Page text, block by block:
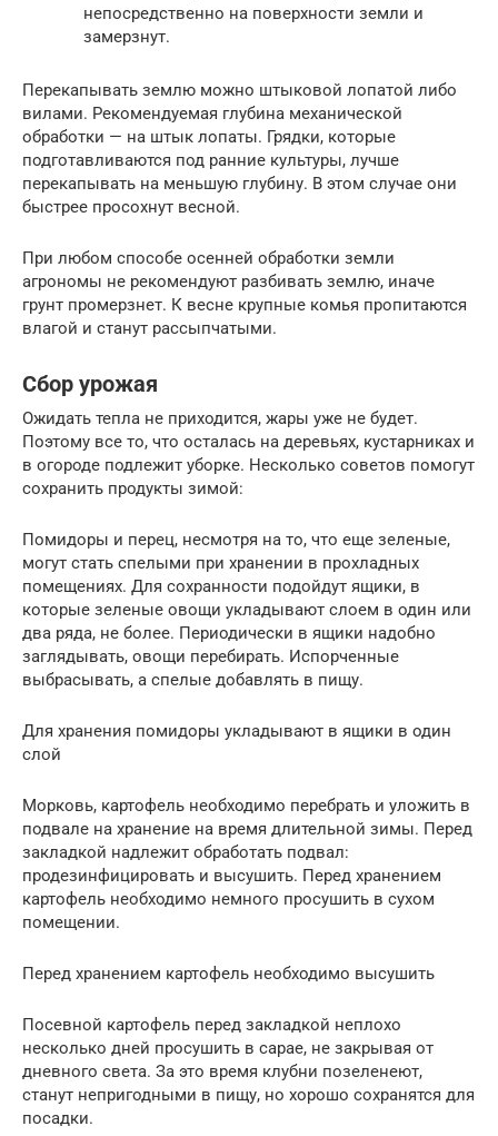
непосредственно на поверхности земли и
замерзнут.
Перекапывать землю можно штыковой лопатой либо
вилами. Рекомендуемая глубина механической
обработки — на штык лопаты. Грядки, которые
подготавливаются под ранние культуры, лучше
перекапывать на меньшую глубину. В этом случае они
быстрее просохнут весной.
При любом способе осенней обработки земли
агрономы не рекомендуют разбивать землю, иначе
грунт промерзнет. К весне крупные комья пропитаются
влагой и станут рассыпчатыми.
Сбор урожая
Ожидать тепла не приходится, жары уже не будет.
Поэтому все то, что осталась на деревьях, кустарниках и
в огороде подлежит уборке. Несколько советов помогут
сохранить продукты зимой:
Помидоры и перец, несмотря на то, что еще зеленые,
могут стать спелыми при хранении в прохладных
помещениях. Для сохранности подойдут ящики, в
которые зеленые овощи укладывают слоем в один или
два ряда, не более. Периодически в ящики надобно
заглядывать, овощи перебирать. Испорченные
выбрасывать, а спелые добавлять в пищу.
Для хранения помидоры укладывают в ящики в один
слой
Морковь, картофель необходимо перебрать и уложить в
подвале на хранение на время длительной зимы. Перед
закладкой надлежит обработать подвал:
продезинфицировать и высушить. Перед хранением
картофель необходимо немного просушить в сухом
помещении.
Перед хранением картофель необходимо высушить
Посевной картофель перед закладкой неплохо
несколько дней просушить в сарае, не закрывая от
дневного света. За это время клубни позеленеют,
станут непригодными в пищу, но хорошо сохранятся для
посадки.